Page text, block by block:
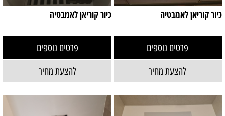
כיור קוריאן לאמבטיה
פרטים נוספים
להצעת מחיר
כיור קוריאן לאמבטיה
פרטים נוספים
להצעת מחיר